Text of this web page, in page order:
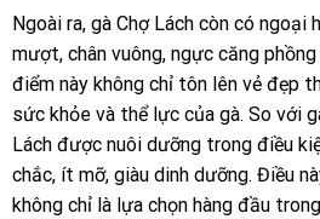
Ngoài ra, gà Chợ Lách còn có
mượt, chân vuông, ngực căng
điểm này không chỉ tôn lên vẻ đẹp
sức khỏe và thể lực của gà. So với
Lách được nuôi dưỡng trong điều
chắc, ít mỡ, giàu dinh dưỡng. Điều
không chỉ là lựa chọn hàng đầu